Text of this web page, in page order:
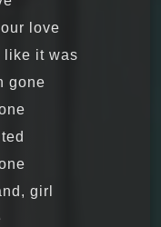
love
it was?
gone
girl